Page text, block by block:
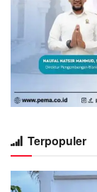
Terpopuler